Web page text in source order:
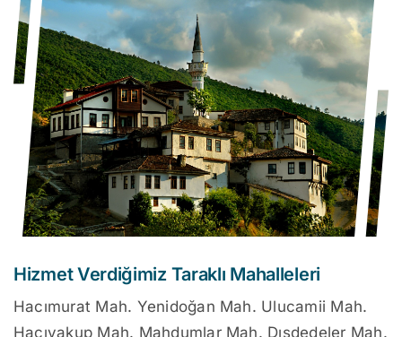
Hizmet Verdiğimiz Taraklı Mahalleleri
Hacımurat Mah. Yenidoğan Mah. Ulucamii Mah.
Hacıyakup Mah. Mahdumlar Mah. Dışdedeler Mah.